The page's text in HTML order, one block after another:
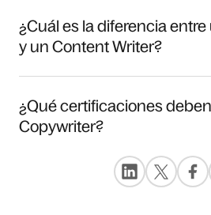
¿Cuál es la diferencia
y un Content Writer?
¿Qué certificaciones
Copywriter?